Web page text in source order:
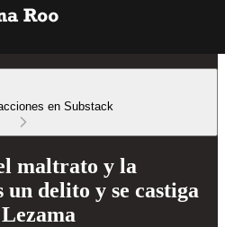
en Substack
maltrato y la
delito y se castiga